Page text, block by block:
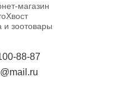
магазин
и зоотовары
88-87